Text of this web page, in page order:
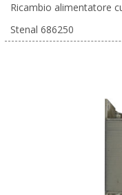
Ricambio alimentatore
Stenal 686250